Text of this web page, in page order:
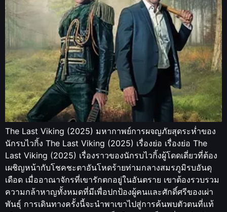
The Last Viking (2025) มหากาพย์การผจญภัยสุดระห่ำของ
นักรบไวกิ้ง The Last Viking (2025) เรื่องย่อ เรื่องย่อ The
Last Viking (2025) เรื่องราวของนักรบไวกิ้งผู้โดดเดี่ยวที่ต้อง
เผชิญหน้ากับโชคชะตาอันโหดร้ายท่ามกลางสมรภูมิรบอันดุ
เดือด เมื่ออาณาจักรที่เขารักตกอยู่ในอันตราย เขาต้องรวบรวม
ความกล้าหาญทั้งหมดที่มีเพื่อปกป้องผู้คนและศักดิ์ศรีของเผ่า
พันธุ์ การเดินทางครั้งนี้จะนำพาเขาไปสู่การค้นพบตัวตนที่แท้